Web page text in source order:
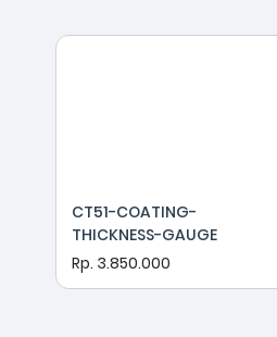
CT51-COATING-
THICKNESS-GAUGE
Rp. 3.850.000